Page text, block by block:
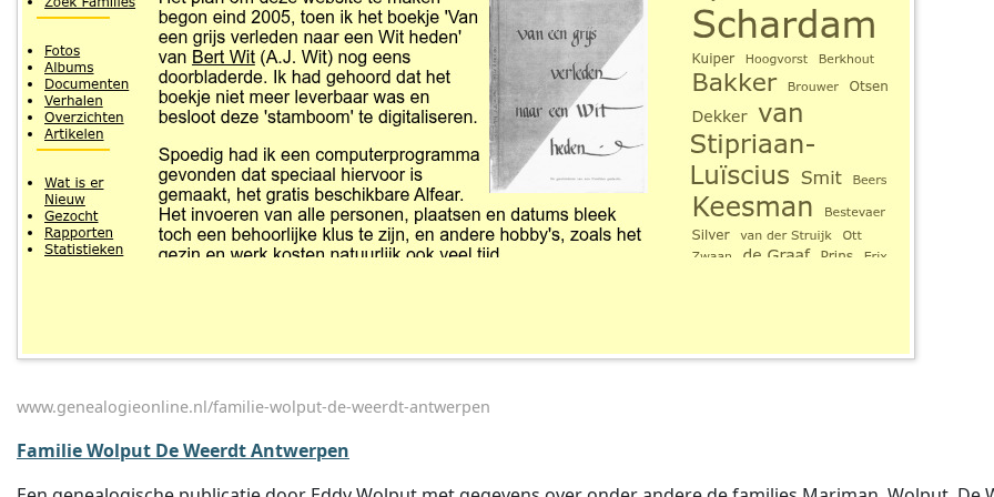
www.genealogieonline.nl/familie-wolput-de-weerdt-antwerpen
Familie Wolput De Weerdt Antwerpen